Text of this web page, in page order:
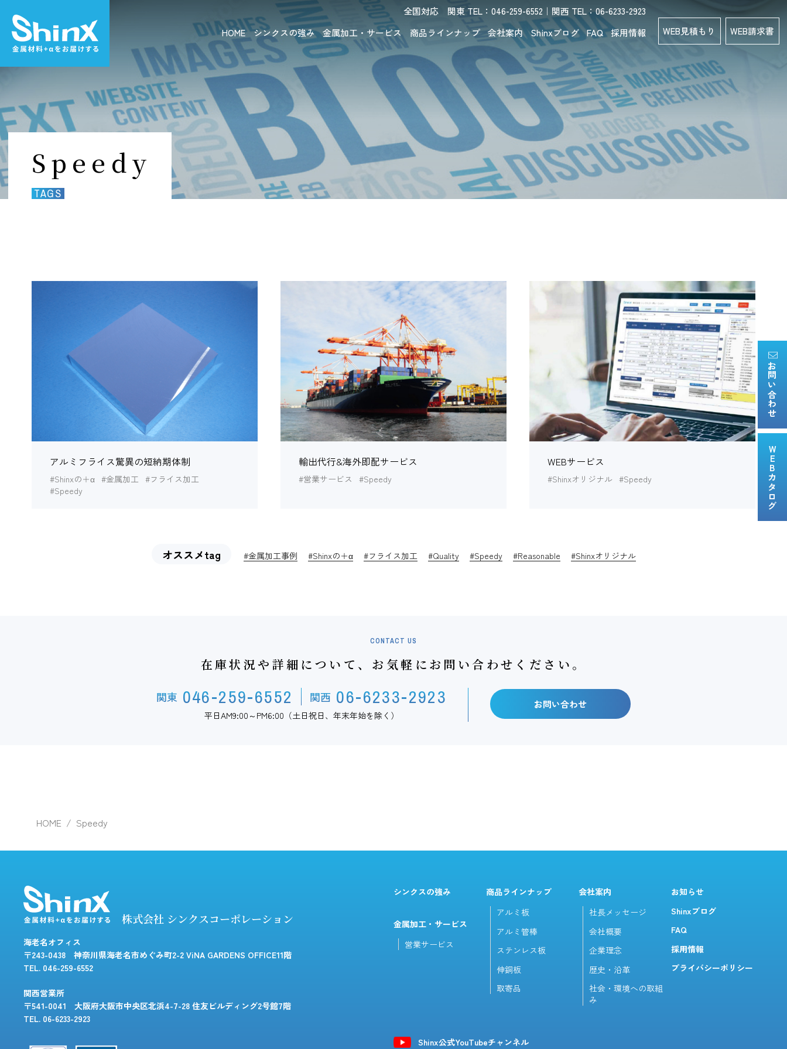
全国対応 関東 TEL：046-259-6552｜関西 TEL：06-6233-2923
HOME
シンクスの強み 金属加工・サービス 商品ラインナップ 会社案内 Shinxブログ FAQ 採用情報 WEB見積もり WEB請求書
お問い合わせ
WEBカタログ
Speedy
TAGS
アルミフライス驚異の短納期体制
#Shinxの＋α #金属加工 #フライス加工
#Speedy
輸出代行&海外即配サービス
#営業サービス #Speedy
WEBサービス
#Shinxオリジナル #Speedy
オススメtag #金属加工事例 #Shinxの＋α #フライス加工 #Quality #Speedy #Reasonable #Shinxオリジナル
CONTACT US
在庫状況や詳細について、 お気軽にお問い合わせください。
関東 046-259-6552 関西 06-6233-2923
平日AM9:00～PM6:00（土日祝日、年末年始を除く）
お問い合わせ
HOME Speedy
株式会社 シンクスコーポレーション
海老名オフィス
〒243-0438 神奈川県海老名市めぐみ町2-2 ViNA GARDENS OFFICE11階
TEL. 046-259-6552
関西営業所
〒541-0041 大阪府大阪市中央区北浜4-7-28住友ビルディング2号館7階
TEL. 06-6233-2923
シンクスの強み
金属加工・サービス
営業サービス
商品ラインナップ
アルミ板
アルミ管棒
ステンレス板
伸銅板
取寄品
会社案内
社長メッセージ
会社概要
企業理念
歴史・沿革
社会・環境への取組
み
お知らせ
Shinxブログ
FAQ
採用情報
プライバシーポリシー
Shinx公式YouTubeチャンネル